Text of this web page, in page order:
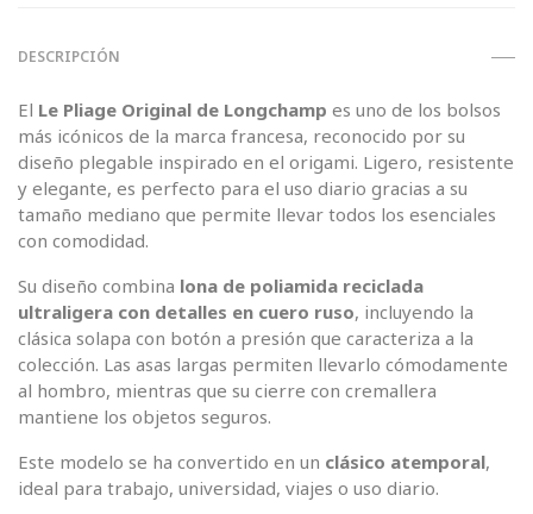
DESCRIPCIÓN
El Le Pliage Original de Longchamp es uno de los bolsos
más icónicos de la marca francesa, reconocido por su
diseño plegable inspirado en el origami. Ligero, resistente
y elegante, es perfecto para el uso diario gracias a su
tamaño mediano que permite llevar todos los esenciales
con comodidad.
Su diseño combina lona de poliamida reciclada
ultraligera con detalles en cuero ruso, incluyendo la
clásica solapa con botón a presión que caracteriza a la
colección. Las asas largas permiten llevarlo cómodamente
al hombro, mientras que su cierre con cremallera
mantiene los objetos seguros.
Este modelo se ha convertido en un clásico atemporal,
ideal para trabajo, universidad, viajes o uso diario.